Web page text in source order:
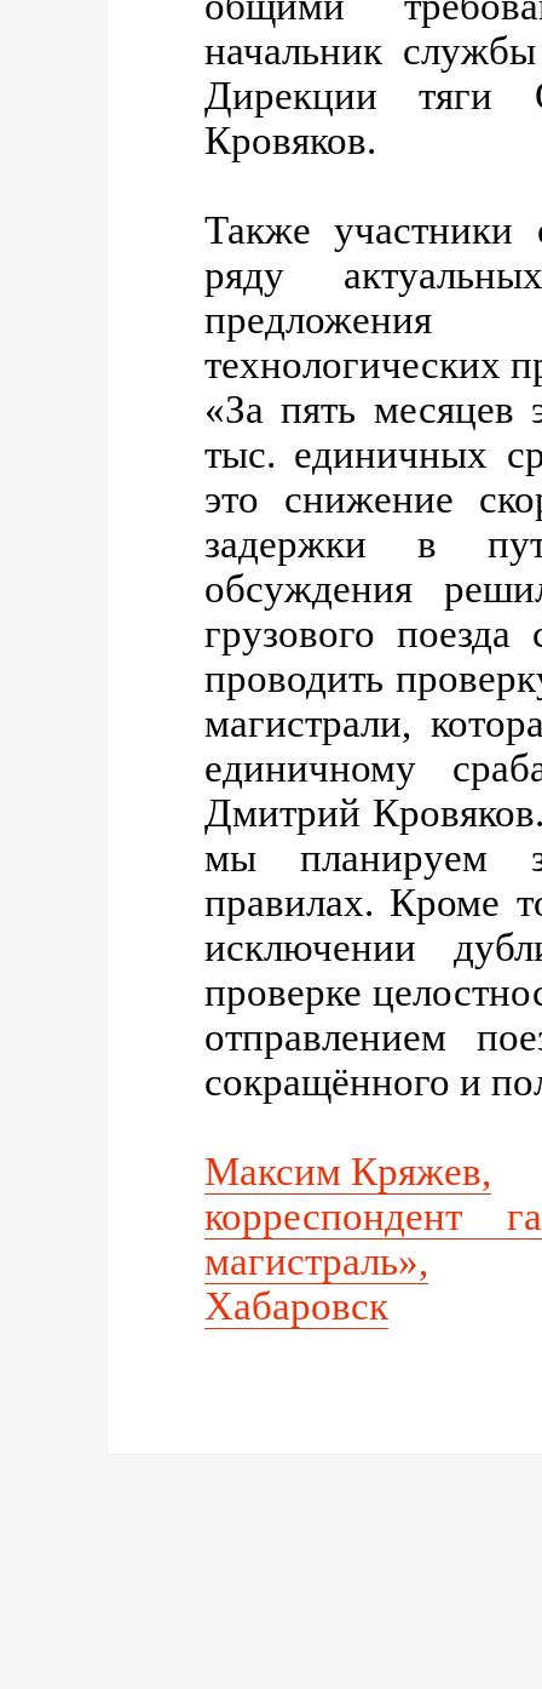
начальник
Дирекции
Кровяков.
Также
ряду
технологических
«За пять месяцев
тыс. единичных
это снижение
задержки в
обсуждения
грузового
проводить
магистрали,
единичному
Дмитрий
мы планируем
правилах. Кроме
исключении
проверке
отправлением
сокращённого и
Максим Кряжев,
корреспондент
магистраль»,
Хабаровск